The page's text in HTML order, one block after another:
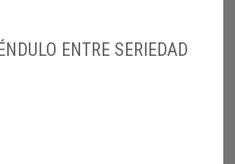
ENTRE SERIEDAD